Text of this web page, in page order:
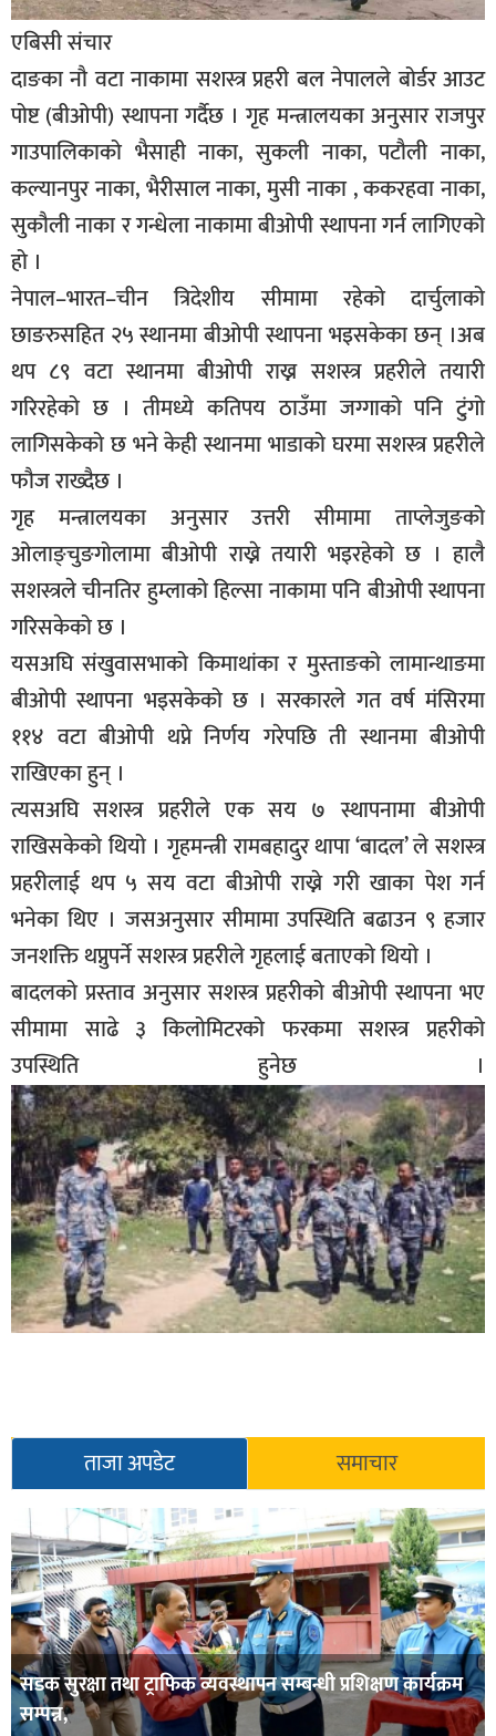
अचम्म
दुनिया
बिचार
कुराकानी
जीवनशैली
साहित्य
सूचना-
प्रवधि
एबिसी संचार
दाङका नौ वटा नाकामा सशस्त्र प्रहरी बल नेपालले बोर्डर आउट
पोष्ट (बीओपी) स्थापना गर्दैछ । गृह मन्त्रालयका अनुसार राजपुर
गाउपालिकाको भैसाही नाका, सुकली नाका, पटौली नाका,
कल्यानपुर नाका, भैरीसाल नाका, मुसी नाका , ककरहवा नाका,
सुकौली नाका र गन्धेला नाकामा बीओपी स्थापना गर्न लागिएको
हो ।
नेपाल–भारत–चीन त्रिदेशीय सीमामा रहेको दार्चुलाको
छाङरुसहित २५ स्थानमा बीओपी स्थापना भइसकेका छन् ।अब
थप ८९ वटा स्थानमा बीओपी राख्न सशस्त्र प्रहरीले तयारी
गरिरहेको छ । तीमध्ये कतिपय ठाउँमा जग्गाको पनि टुंगो
लागिसकेको छ भने केही स्थानमा भाडाको घरमा सशस्त्र प्रहरीले
फौज राख्दैछ ।
गृह मन्त्रालयका अनुसार उत्तरी सीमामा ताप्लेजुङको
ओलाङ्चुङगोलामा बीओपी राख्ने तयारी भइरहेको छ । हालै
सशस्त्रले चीनतिर हुम्लाको हिल्सा नाकामा पनि बीओपी स्थापना
गरिसकेको छ ।
यसअघि संखुवासभाको किमाथांका र मुस्ताङको लामान्थाङमा
बीओपी स्थापना भइसकेको छ । सरकारले गत वर्ष मंसिरमा
११४ वटा बीओपी थप्ने निर्णय गरेपछि ती स्थानमा बीओपी
राखिएका हुन् ।
त्यसअघि सशस्त्र प्रहरीले एक सय ७ स्थापनामा बीओपी
राखिसकेको थियो । गृहमन्त्री रामबहादुर थापा ‘बादल’ ले सशस्त्र
प्रहरीलाई थप ५ सय वटा बीओपी राख्ने गरी खाका पेश गर्न
भनेका थिए । जसअनुसार सीमामा उपस्थिति बढाउन ९ हजार
जनशक्ति थप्नुपर्ने सशस्त्र प्रहरीले गृहलाई बताएको थियो ।
बादलको प्रस्ताव अनुसार सशस्त्र प्रहरीको बीओपी स्थापना भए
सीमामा साढे ३ किलोमिटरको फरकमा सशस्त्र प्रहरीको
उपस्थिति हुनेछ ।
ताजा अपडेट समाचार
सडक सुरक्षा तथा ट्राफिक व्यवस्थापन सम्बन्धी प्रशिक्षण कार्यक्रम
सम्पन्न,